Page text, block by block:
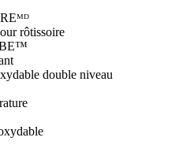
rôtissoire
double niveau